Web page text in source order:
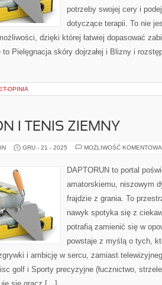
potrzeby swojej cery i
dotyczące terapii. To nie
dzięki której łatwiej dopasować
to Pielęgnacja skóry dojrzałej i Blizny i
OPINIA
I TENIS ZIEMNY
GRU - 21 - 2025 MOŻLIWOŚĆ
DAPTORUN to portal
amatorskiemu, niszowym
frajdzie z grania. To
nawyk spotyka się z
potrafią zamienić się w
powstaje z myślą o tych,
i ambicję w sercu, zamiast
golf i Sporty precyzyjne (łucznictwo,